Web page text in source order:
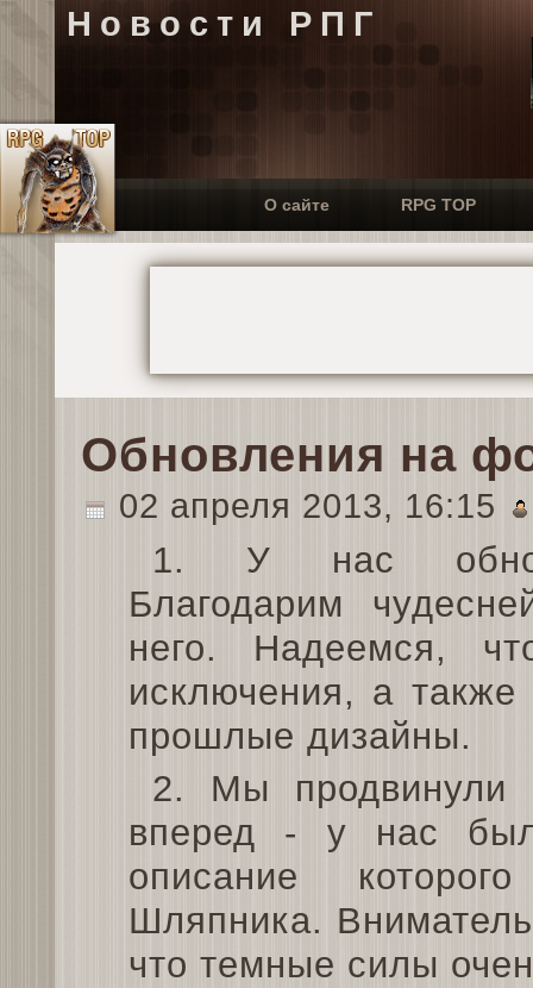
Новости РПГ
О сайте RPG TOP
Обновления на
02 апреля 2013, 16:15
1. У нас
Благодарим
него. Надеемся,
исключения, а
прошлые дизайны.
2. Мы продвинули
вперед - у нас
описание
Шляпника.
что темные силы